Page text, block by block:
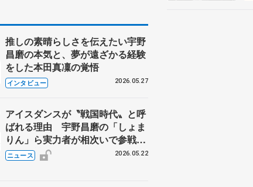
推しの素晴らしさを伝えたい宇野
昌磨の本気と、夢が遠ざかる経験
をした本田真凜の覚悟
インタビュー 2026.05.27
アイスダンスが〝戦国時代〟と呼
ばれる理由 宇野昌磨の「しょま
りん」ら実力者が相次いで参戦
国内の競争激化
ニュース 2026.05.22